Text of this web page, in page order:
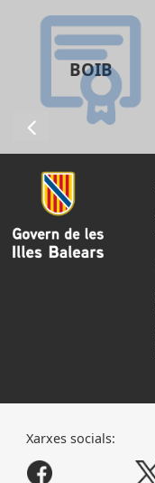
BOIB
Xarxes socials: